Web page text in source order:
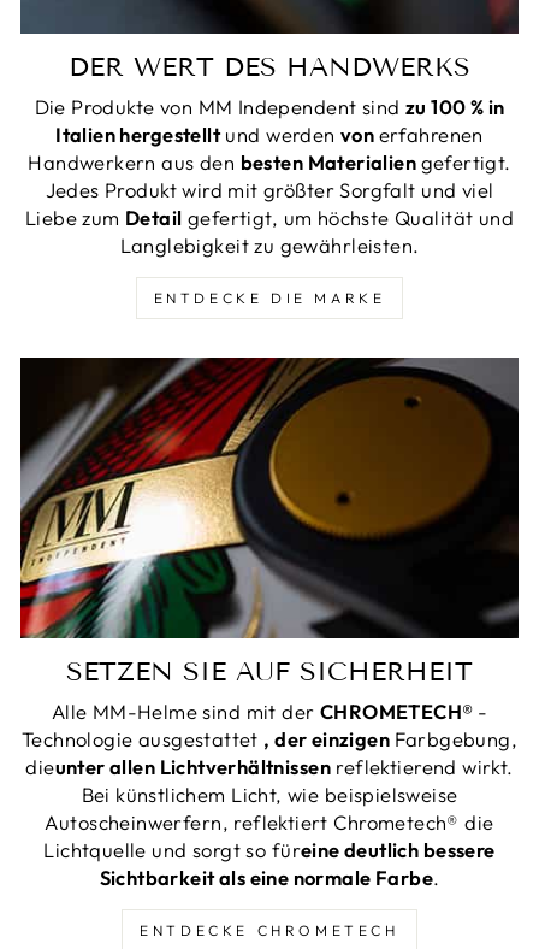
DER WERT DES HANDWERKS
Die Produkte von MM Independent sind zu 100 % in
Italien hergestelltund werdenvonerfahrenen
Handwerkern aus den besten Materialiengefertigt.
Jedes Produkt wird mit größter Sorgfalt und viel
Liebe zum Detail gefertigt, um höchste Qualität und
Langlebigkeit zu gewährleisten.
ENTDECKE DIE MARKE
SETZEN SIE AUF SICHERHEIT
Alle MM-Helme sind mit der CHROMETECH® -
Technologie ausgestattet , der einzigen Farbgebung,
dieunter allen Lichtverhältnissenreflektierend wirkt.
Bei künstlichem Licht, wie beispielsweise
Autoscheinwerfern, reflektiert Chrometech® die
Lichtquelle und sorgt so füreine deutlich bessere
Sichtbarkeit als eine normale Farbe.
ENTDECKE CHROMETECH